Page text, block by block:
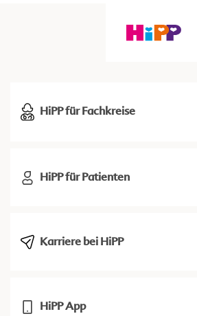
HiPP für Fachkreise
HiPP für Patienten
Karriere bei HiPP
HiPP App